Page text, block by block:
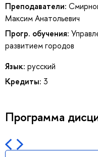
Преподаватели:
Максим Анатольевич
Прогр. обучения:
развитием городов
Язык: русский
Кредиты: 3
Программа